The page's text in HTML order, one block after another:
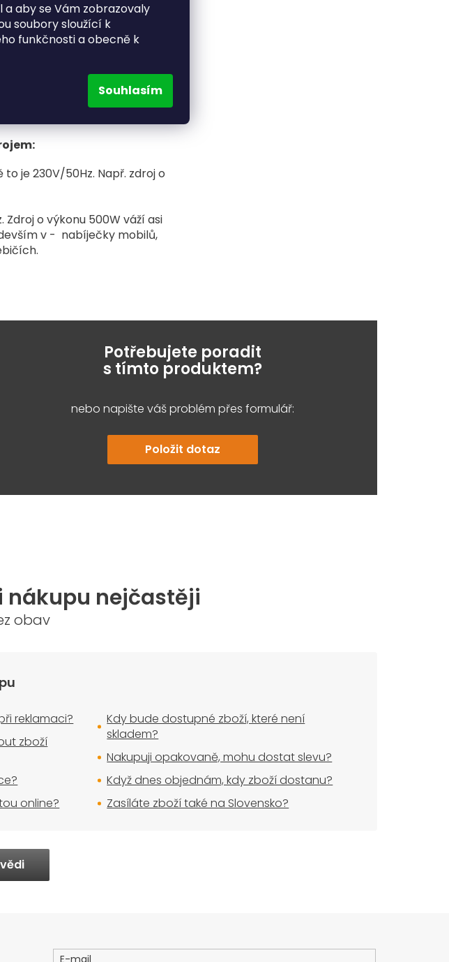
aby se Vám zobrazovaly
soubory sloužící k
funkčnosti a obecně k
Souhlasím
je 230V/50Hz. Např. zdroj o
o výkonu 500W váží asi
v - nabíječky mobilů,
Potřebujete poradit
s tímto produktem?
nebo napište váš problém přes formulář:
Položit dotaz
nákupu nejčastěji
obav
reklamaci?
zboží
online?
Kdy bude dostupné zboží, které není
skladem?
Nakupuji opakovaně, mohu dostat slevu?
Když dnes objednám, kdy zboží dostanu?
Zasíláte zboží také na Slovensko?